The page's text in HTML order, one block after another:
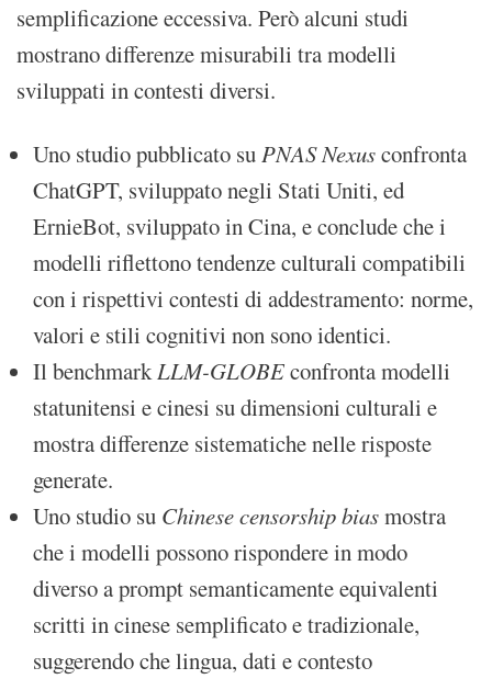
semplificazione eccessiva. Però alcuni studi
mostrano differenze misurabili tra modelli
sviluppati in contesti diversi.
Uno studio pubblicato su PNAS Nexusconfronta
ChatGPT, sviluppato negli Stati Uniti, ed
ErnieBot, sviluppato in Cina, e conclude che i
modelli riflettono tendenze culturali compatibili
con i rispettivi contesti di addestramento: norme,
valori e stili cognitivi non sono identici.
Il benchmark LLM-GLOBEconfronta modelli
statunitensi e cinesi su dimensioni culturali e
mostra differenze sistematiche nelle risposte
generate.
Uno studio su Chinese censorship biasmostra
che i modelli possono rispondere in modo
diverso a prompt semanticamente equivalenti
scritti in cinese semplificato e tradizionale,
suggerendo che lingua, dati e contesto